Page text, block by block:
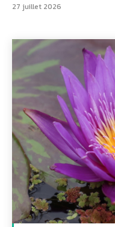
27 juillet 2026